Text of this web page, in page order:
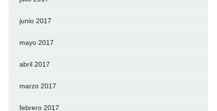
junio 2017
mayo 2017
abril 2017
marzo 2017
febrero 2017